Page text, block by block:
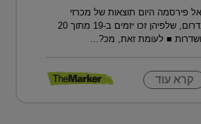
פירסמה היום תוצאות של מכרזי
קרקעות נרחבים בדרום, שלפיהן זכו יזמים ב-19 מתוך 20
■ לעומת זאת, מכ?...
קרא עוד